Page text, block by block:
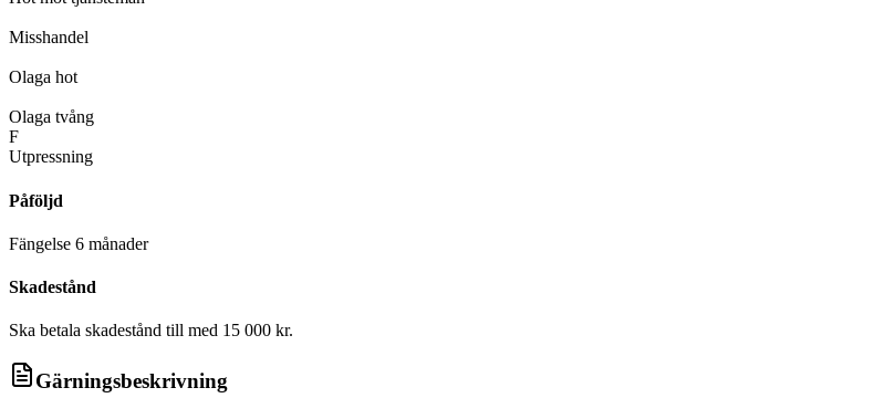
Misshandel
Olaga hot
Olaga tvång
F
Utpressning
Påföljd
Fängelse 6 månader
Skadestånd
Ska betala skadestånd till med 15 000 kr.
Gärningsbeskrivning